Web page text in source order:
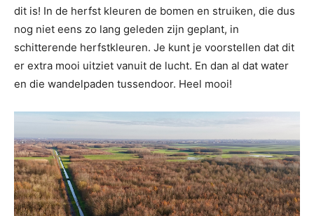
dit is! In de herfst kleuren de bomen en struiken, die dus
nog niet eens zo lang geleden zijn geplant, in
schitterende herfstkleuren. Je kunt je voorstellen dat dit
er extra mooi uitziet vanuit de lucht. En dan al dat water
en die wandelpaden tussendoor. Heel mooi!